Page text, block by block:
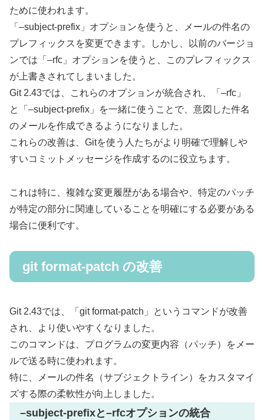
ために使われます。
「–subject-prefix」オプションを使うと、メールの件名の
プレフィックスを変更できます。しかし、以前のバージョ
ンでは「–rfc」オプションを使うと、このプレフィックス
が上書きされてしまいました。
Git 2.43では、これらのオプションが統合され、「–rfc」
と「–subject-prefix」を一緒に使うことで、意図した件名
のメールを作成できるようになりました。
これらの改善は、Gitを使う人たちがより明確で理解しや
すいコミットメッセージを作成するのに役立ちます。
これは特に、複雑な変更履歴がある場合や、特定のパッチ
が特定の部分に関連していることを明確にする必要がある
場合に便利です。
git format-patch の改善
Git 2.43では、「git format-patch」というコマンドが改善
され、より使いやすくなりました。
このコマンドは、プログラムの変更内容（パッチ）をメー
ルで送る時に使われます。
特に、メールの件名（サブジェクトライン）をカスタマイ
ズする際の柔軟性が向上しました。
–subject-prefixと–rfcオプションの統合